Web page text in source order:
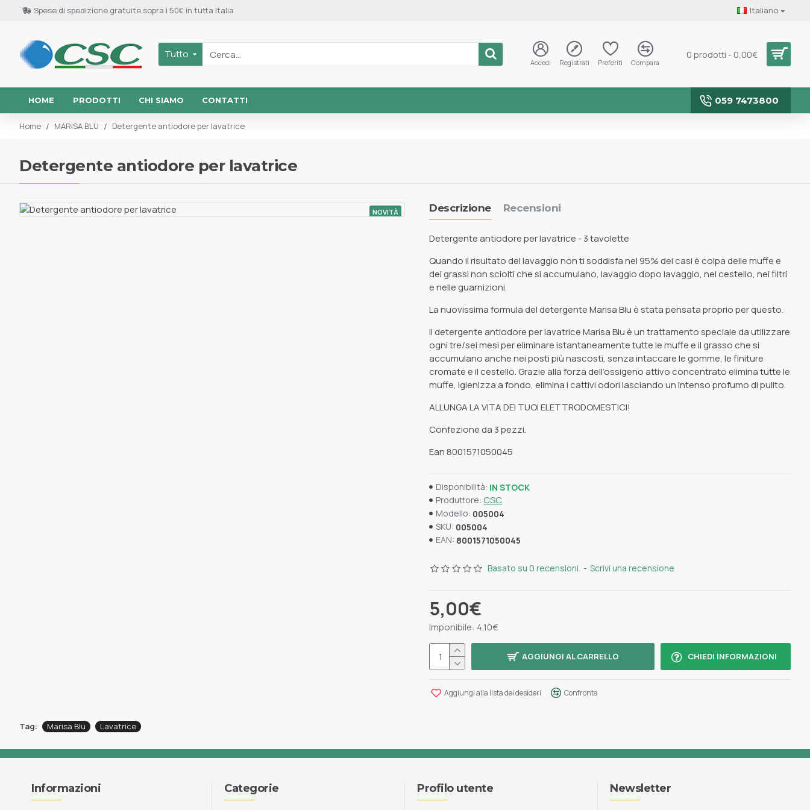
Spese di spedizione gratuite sopra i 50€ in tutta Italia Italiano
Tutto
Accedi Registrati Preferiti Compara
0 prodotti - 0,00€
HOME PRODOTTI CHI SIAMO CONTATTI 059 7473800
Home MARISA BLU Detergente antiodore per lavatrice
Detergente antiodore per lavatrice
NOVITÀ Descrizione Recensioni
Detergente antiodore per lavatrice - 3 tavolette
Quando il risultato del lavaggio non ti soddisfa nel 95% dei casi è colpa delle muffe e
dei grassi non sciolti che si accumulano, lavaggio dopo lavaggio, nel cestello, nei filtri
e nelle guarnizioni.
La nuovissima formula del detergente Marisa Blu è stata pensata proprio per questo.
Il detergente antiodore per lavatrice Marisa Blu è un trattamento speciale da utilizzare
ogni tre/sei mesi per eliminare istantaneamente tutte le muffe e il grasso che si
accumulano anche nei posti più nascosti, senza intaccare le gomme, le finiture
cromate e il cestello. Grazie alla forza dell’ossigeno attivo concentrato elimina tutte le
muffe, igienizza a fondo, elimina i cattivi odori lasciando un intenso profumo di pulito.
ALLUNGA LA VITA DEI TUOI ELETTRODOMESTICI!
Confezione da 3 pezzi.
Ean 8001571050045
Disponibilità: IN STOCK
Produttore: CSC
Modello: 005004
SKU: 005004
EAN: 8001571050045
Basato su 0 recensioni. - Scrivi una recensione
5,00€
Imponibile: 4,10€
AGGIUNGI AL CARRELLO CHIEDI INFORMAZIONI
Aggiungi alla lista dei desideri Confronta
Tag: Marisa Blu Lavatrice
Informazioni Categorie Profilo utente Newsletter